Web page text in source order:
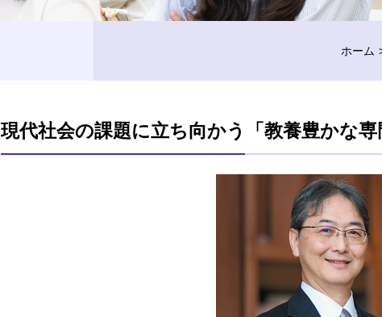
ホーム
現代社会の課題に立ち向かう「教養豊かな